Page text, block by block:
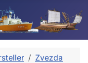
Zvezda